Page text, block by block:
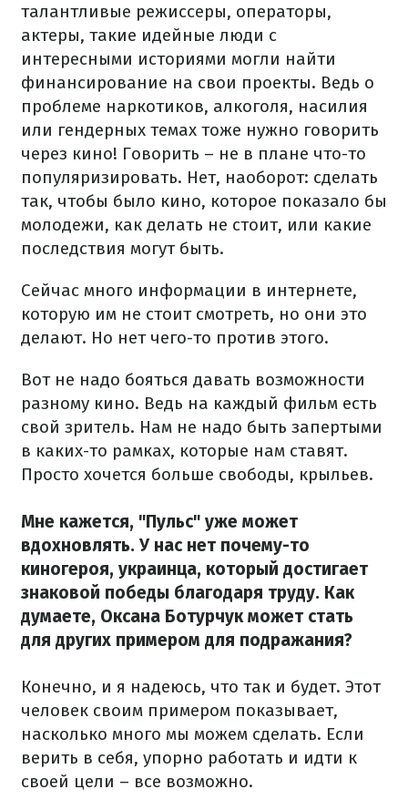
талантливые режиссеры, операторы,
актеры, такие идейные люди с
интересными историями могли найти
финансирование на свои проекты. Ведь о
проблеме наркотиков, алкоголя, насилия
или гендерных темах тоже нужно говорить
через кино! Говорить – не в плане что-то
популяризировать. Нет, наоборот: сделать
так, чтобы было кино, которое показало бы
молодежи, как делать не стоит, или какие
последствия могут быть.
Сейчас много информации в интернете,
которую им не стоит смотреть, но они это
делают. Но нет чего-то против этого.
Вот не надо бояться давать возможности
разному кино. Ведь на каждый фильм есть
свой зритель. Нам не надо быть запертыми
в каких-то рамках, которые нам ставят.
Просто хочется больше свободы, крыльев.
Мне кажется, "Пульс" уже может
вдохновлять. У нас нет почему-то
киногероя, украинца, который достигает
знаковой победы благодаря труду. Как
думаете, Оксана Ботурчук может стать
для других примером для подражания?
Конечно, и я надеюсь, что так и будет. Этот
человек своим примером показывает,
насколько много мы можем сделать. Если
верить в себя, упорно работать и идти к
своей цели – все возможно.